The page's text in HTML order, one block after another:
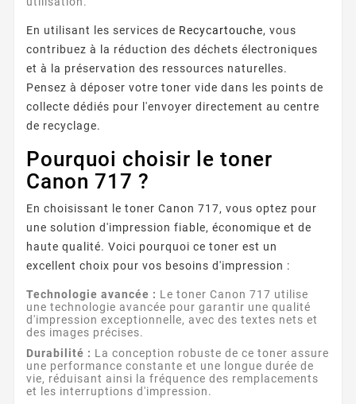
En utilisant les services de Recycartouche, vous
contribuez à la réduction des déchets électroniques
et à la préservation des ressources naturelles.
Pensez à déposer votre toner vide dans les points de
collecte dédiés pour l'envoyer directement au centre
de recyclage.
Pourquoi choisir le toner
Canon 717 ?
En choisissant le toner Canon 717, vous optez pour
une solution d'impression fiable, économique et de
haute qualité. Voici pourquoi ce toner est un
excellent choix pour vos besoins d'impression :
Technologie avancée : Le toner Canon 717 utilise
une technologie avancée pour garantir une qualité
d'impression exceptionnelle, avec des textes nets et
des images précises.
Durabilité : La conception robuste de ce toner assure
une performance constante et une longue durée de
vie, réduisant ainsi la fréquence des remplacements
et les interruptions d'impression.